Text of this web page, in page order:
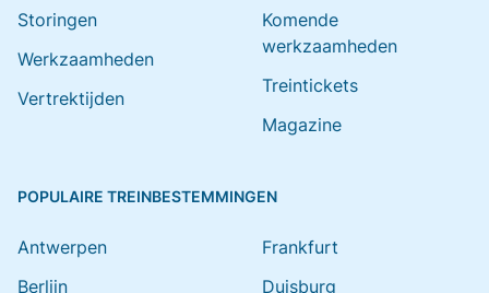
Storingen
Werkzaamheden
Vertrektijden
Komende
werkzaamheden
Treintickets
Magazine
POPULAIRE TREINBESTEMMINGEN
Antwerpen
Berlijn
Frankfurt
Duisburg